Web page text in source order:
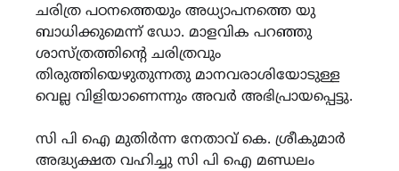
ചരിത്ര പഠനത്തെയും അധ്യാപനത്തെ യു
ബാധിക്കുമെന്ന് ഡോ. മാളവിക പറഞ്ഞു
ശാസ്ത്രത്തിൻ്റെ ചരിത്രവും
തിരുത്തിയെഴുതുന്നതു മാനവരാശിയോടുള്ള
വെല്ല വിളിയാണെന്നും അവർ അഭിപ്രായപ്പെട്ടു.
സി പി ഐ മുതിർന്ന നേതാവ് കെ. ശ്രീകുമാർ
അദ്ധ്യക്ഷത വഹിച്ചു സി പി ഐ മണ്ഡലം